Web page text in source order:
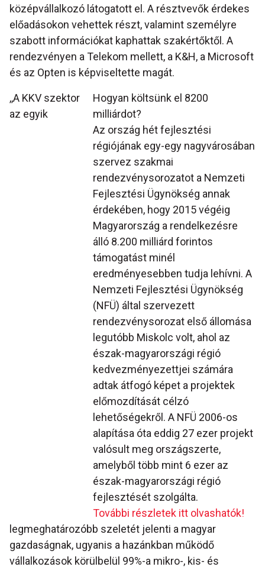
középvállalkozó látogatott el. A résztvevők érdekes
előadásokon vehettek részt, valamint személyre
szabott információkat kaphattak szakértőktől. A
rendezvényen a Telekom mellett, a K&H, a Microsoft
és az Opten is képviseltette magát.
Hogyan költsünk el 8200
milliárdot?
Az ország hét fejlesztési
régiójának egy-egy nagyvárosában
szervez szakmai
rendezvénysorozatot a Nemzeti
Fejlesztési Ügynökség annak
érdekében, hogy 2015 végéig
Magyarország a rendelkezésre
álló 8.200 milliárd forintos
támogatást minél
eredményesebben tudja lehívni. A
Nemzeti Fejlesztési Ügynökség
(NFÜ) által szervezett
rendezvénysorozat első állomása
legutóbb Miskolc volt, ahol az
észak-magyarországi régió
kedvezményezettjei számára
adtak átfogó képet a projektek
előmozdítását célzó
lehetőségekről. A NFÜ 2006-os
alapítása óta eddig 27 ezer projekt
valósult meg országszerte,
amelyből több mint 6 ezer az
észak-magyarországi régió
fejlesztését szolgálta.
További részletek itt olvashatók!
,,A KKV szektor
az egyik
legmeghatározóbb szeletét jelenti a magyar
gazdaságnak, ugyanis a hazánkban működő
vállalkozások körülbelül 99%-a mikro-, kis- és